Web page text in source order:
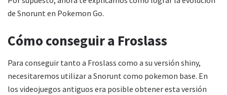
de Snorunt en Pokemon Go.
Cómo conseguir a Froslass
Para conseguir tanto a Froslass como a su versión shiny,
necesitaremos utilizar a Snorunt como pokemon base. En
los videojuegos antiguos era posible obtener esta versión